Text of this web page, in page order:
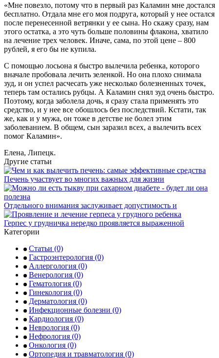
«Мне повезло, потому что в первый раз Каламин мне достался
бесплатно. Отдала мне его моя подруга, который у нее остался
после перенесенной ветрянки у ее сына. Но скажу сразу, нам
этого остатка, а это чуть больше половины флакона, хватило
на лечение трех человек. Иначе, сама, по этой цене – 800
рублей, я его бы не купила.
С помощью лосьона я быстро вылечила ребенка, которого
вначале пробовала лечить зеленкой. Но она плохо снимала
зуд, и он успел расчесать уже несколько болезненных точек,
теперь там остались рубцы. А Каламин снял зуд очень быстро.
Поэтому, когда заболела дочь, я сразу стала применять это
средство, и у нее все обошлось без последствий. Кстати, так
же, как и у мужа, он тоже в детстве не болел этим
заболеванием. В общем, сын заразил всех, а вылечить всех
помог Каламин».
Елена, Липецк.
Другие статьи
Печень участвует во многих важных для жизни
Отдельного внимания заслуживает допустимость и
Герпес у грудничка нередко проявляется выраженной
Категории
Статьи (0)
Гастроэнтерология (0)
Аллергология (0)
Венерология (0)
Гематология (0)
Гинекология (0)
Дерматология (0)
Инфекционные болезни (0)
Кардиология (0)
Неврология (0)
Нефрология (0)
Онкология (0)
Ортопедия и травматология (0)